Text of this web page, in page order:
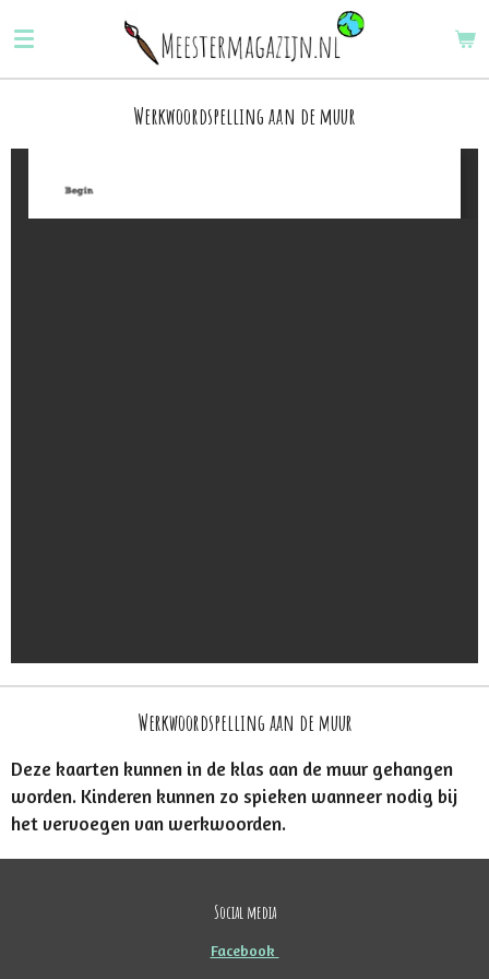
direct
naar
Werkwoordspelling aan de muur
Werkwoordspelling aan de muur
Deze kaarten kunnen in de klas aan de muur gehangen
worden. Kinderen kunnen zo spieken wanneer nodig bij
het vervoegen van werkwoorden.
Social media
Facebook